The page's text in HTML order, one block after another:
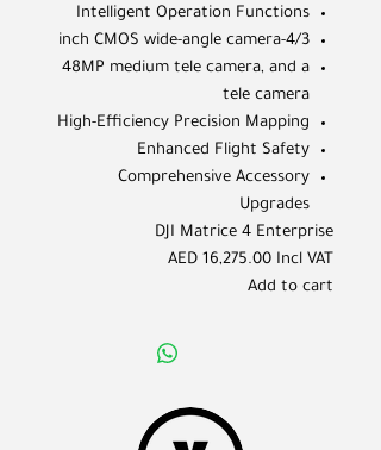
Intelligent Operation Functions
4/3-inch CMOS wide-angle camera
48MP medium tele camera, and a
tele camera
High-Efficiency Precision Mapping
Enhanced Flight Safety
Comprehensive Accessory
Upgrades
DJI Matrice 4 Enterprise
AED 16,275.00 Incl VAT
Add to cart